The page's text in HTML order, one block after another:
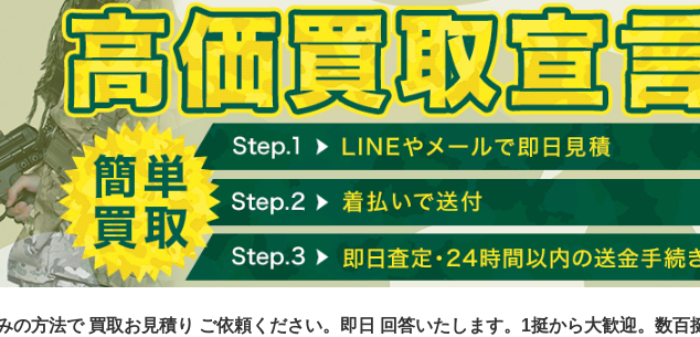
方法で 買取お見積り ご依頼ください。即日 回答いたします。1挺から大歓迎。数百